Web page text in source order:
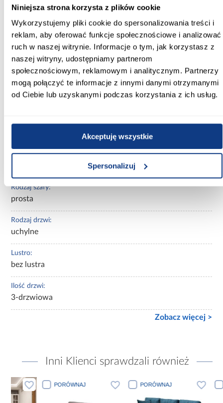
Niniejsza strona korzysta z plików cookie
Wykorzystujemy pliki cookie do spersonalizowania treści i
reklam, aby oferować funkcje społecznościowe i analizować
ruch w naszej witrynie. Informacje o tym, jak korzystasz z
naszej witryny, udostępniamy partnerom
społecznościowym, reklamowym i analitycznym. Partnerzy
mogą połączyć te informacje z innymi danymi otrzymanymi
od Ciebie lub uzyskanymi podczas korzystania z ich usług.
Akceptuję wszystkie
Spersonalizuj
Głębokość [cm]:
40.00
Wysokość [cm]:
245.50
Kolor frontów:
beżowy
Wybarwienie:
Rodzaj szafy:
prosta
Rodzaj drzwi:
uchylne
Lustro:
bez lustra
Ilość drzwi:
3-drzwiowa
Zobacz więcej >
Inni Klienci sprawdzali również
PORÓWNAJ PORÓWNAJ